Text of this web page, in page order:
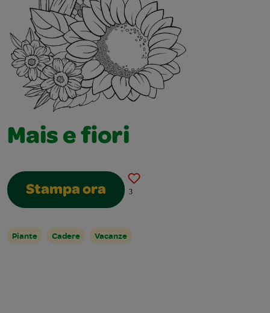
Mais e fiori
Stampa ora 3
Piante Cadere Vacanze